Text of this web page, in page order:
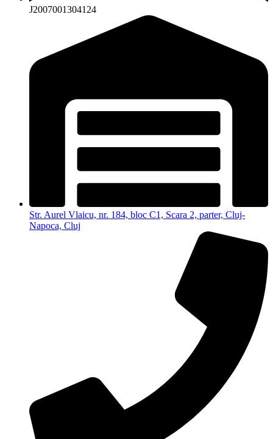
J2007001304124
Str. Aurel Vlaicu, nr. 184, bloc C1, Scara 2, parter, Cluj-
Napoca, Cluj